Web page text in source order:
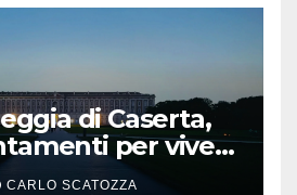
di Caserta,
per vivere
CARLO SCATOZZA